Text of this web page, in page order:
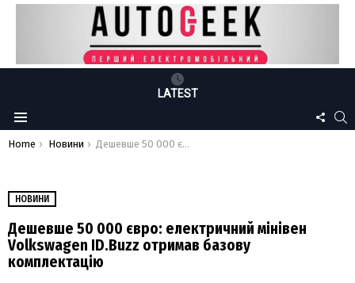
LATEST
Menu
US
You are here:
Home Новини Дешевше 50 000 євро: електричний мінівен Volkswagen ID.Buzz отримав базову комплектацію
НОВИНИ
Дешевше 50 000 євро: електричний мінівен
Volkswagen ID.Buzz отримав базову
комплектацію